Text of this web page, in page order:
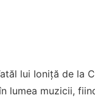
lui Ioniță de la
lumea muzicii,